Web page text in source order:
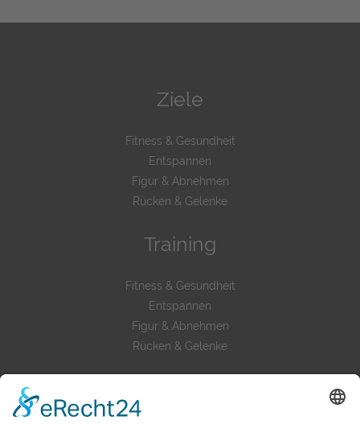
Ziele
Fitness & Gesundheit
Entspannen
Figur & Abnehmen
Rücken & Gelenke
Training
Fitness & Gesundheit
Entspannen
Figur & Abnehmen
Rücken & Gelenke